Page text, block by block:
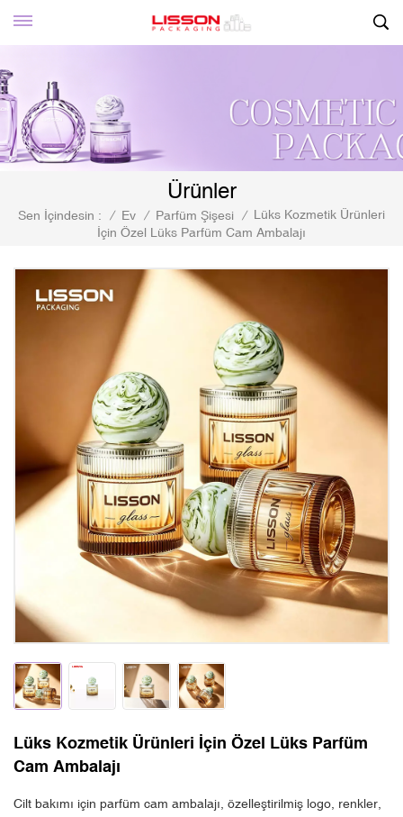
Ürünler
Sen İçindesin : / Ev / Parfüm Şişesi /
Lüks Kozmetik Ürünleri
İçin Özel Lüks Parfüm Cam Ambalajı
Lüks Kozmetik Ürünleri İçin Özel Lüks Parfüm
Cam Ambalajı
Cilt bakımı için parfüm cam ambalajı, özelleştirilmiş logo, renkler,